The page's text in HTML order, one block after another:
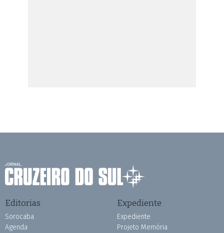
Editorias
Sorocaba
Agenda
Expediente
Expediente
Projeto Memória